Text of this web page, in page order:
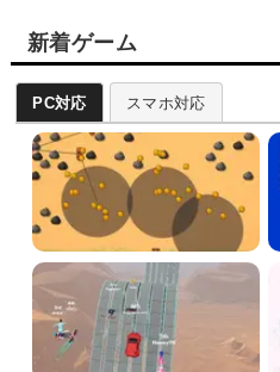
新着ゲーム
PC対応 スマホ対応